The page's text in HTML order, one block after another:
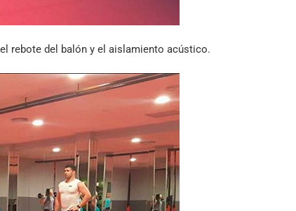
rebote del balón y el aislamiento acústico.